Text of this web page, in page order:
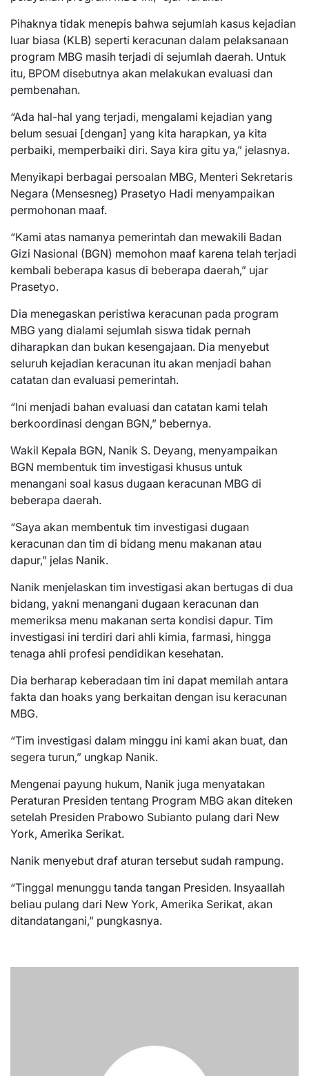
Pihaknya tidak menepis bahwa sejumlah kasus kejadian
luar biasa (KLB) seperti keracunan dalam pelaksanaan
program MBG masih terjadi di sejumlah daerah. Untuk
itu, BPOM disebutnya akan melakukan evaluasi dan
pembenahan.
“Ada hal-hal yang terjadi, mengalami kejadian yang
belum sesuai [dengan] yang kita harapkan, ya kita
perbaiki, memperbaiki diri. Saya kira gitu ya,” jelasnya.
Menyikapi berbagai persoalan MBG, Menteri Sekretaris
Negara (Mensesneg) Prasetyo Hadi menyampaikan
permohonan maaf.
“Kami atas namanya pemerintah dan mewakili Badan
Gizi Nasional (BGN) memohon maaf karena telah terjadi
kembali beberapa kasus di beberapa daerah,” ujar
Prasetyo.
Dia menegaskan peristiwa keracunan pada program
MBG yang dialami sejumlah siswa tidak pernah
diharapkan dan bukan kesengajaan. Dia menyebut
seluruh kejadian keracunan itu akan menjadi bahan
catatan dan evaluasi pemerintah.
“Ini menjadi bahan evaluasi dan catatan kami telah
berkoordinasi dengan BGN,” bebernya.
Wakil Kepala BGN, Nanik S. Deyang, menyampaikan
BGN membentuk tim investigasi khusus untuk
menangani soal kasus dugaan keracunan MBG di
beberapa daerah.
“Saya akan membentuk tim investigasi dugaan
keracunan dan tim di bidang menu makanan atau
dapur,” jelas Nanik.
Nanik menjelaskan tim investigasi akan bertugas di dua
bidang, yakni menangani dugaan keracunan dan
memeriksa menu makanan serta kondisi dapur. Tim
investigasi ini terdiri dari ahli kimia, farmasi, hingga
tenaga ahli profesi pendidikan kesehatan.
Dia berharap keberadaan tim ini dapat memilah antara
fakta dan hoaks yang berkaitan dengan isu keracunan
MBG.
“Tim investigasi dalam minggu ini kami akan buat, dan
segera turun,” ungkap Nanik.
Mengenai payung hukum, Nanik juga menyatakan
Peraturan Presiden tentang Program MBG akan diteken
setelah Presiden Prabowo Subianto pulang dari New
York, Amerika Serikat.
Nanik menyebut draf aturan tersebut sudah rampung.
“Tinggal menunggu tanda tangan Presiden. Insyaallah
beliau pulang dari New York, Amerika Serikat, akan
ditandatangani,” pungkasnya.